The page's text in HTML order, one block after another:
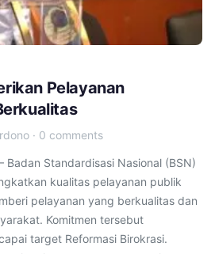
Pelayanan
· 0 comments
Badan Standardisasi Nasional (BSN)
kualitas pelayanan publik
pelayanan yang berkualitas dan
Komitmen tersebut
target Reformasi Birokrasi.